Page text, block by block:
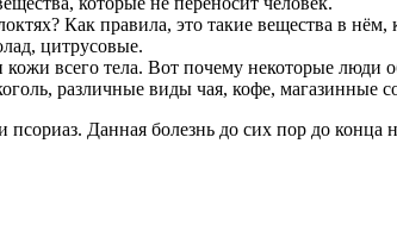
Как правила, это такие вещества в нём,
цитрусовые.
всего тела. Вот почему некоторые люди
различные виды чая, кофе, магазинные
Данная болезнь до сих пор до